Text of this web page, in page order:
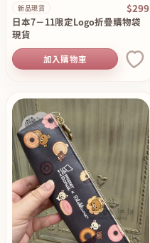
新品現貨 $299
日本7－11限定Logo折疊購物袋
現貨
加入購物車